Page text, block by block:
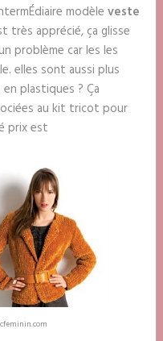
modèle veste
très apprécié, ça glisse
problème car les les
elles sont aussi plus
plastiques ? Ça
au kit tricot pour
prix est